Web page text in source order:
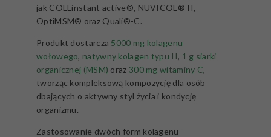
jak COLLinstant active®, NUVICOL® II,
OptiMSM® oraz Quali®-C.
Produkt dostarcza 5000 mg kolagenu
wołowego, natywny kolagen typu II, 1 g siarki
organicznej (MSM) oraz 300 mg witaminy C,
tworząc kompleksową kompozycję dla osób
dbających o aktywny styl życia i kondycję
organizmu.
Zastosowanie dwóch form kolagenu –